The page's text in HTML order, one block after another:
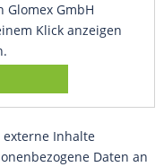
GmbH
Klick anzeigen
Inhalte
Daten an